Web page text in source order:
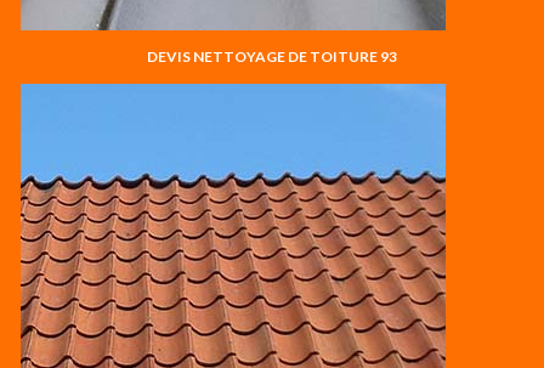
DEVIS NETTOYAGE DE TOITURE 93